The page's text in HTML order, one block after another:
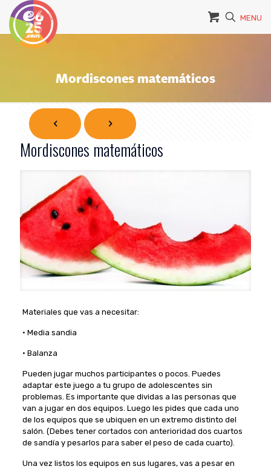
MENU
Mordiscones matemáticos
Mordiscones matemáticos
Materiales que vas a necesitar:
• Media sandia
• Balanza
Pueden jugar muchos participantes o pocos. Puedes
adaptar este juego a tu grupo de adolescentes sin
problemas. Es importante que dividas a las personas que
van a jugar en dos equipos. Luego les pides que cada uno
de los equipos que se ubiquen en un extremo distinto del
salón. (Debes tener cortados con anterioridad dos cuartos
de sandía y pesarlos para saber el peso de cada cuarto).
Una vez listos los equipos en sus lugares, vas a pesar en